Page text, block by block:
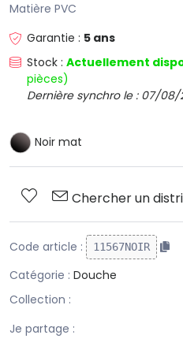
Matière PVC
Garantie : 5 ans
Stock : Actuellement
pièces)
Dernière synchro le : 07/08/
Noir mat
Chercher un
Code article : 11567NOIR
Catégorie : Douche
Collection :
Je partage :